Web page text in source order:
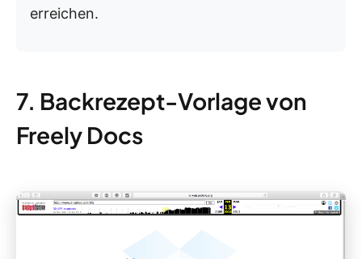
erreichen.
7. Backrezept-Vorlage von
Freely Docs